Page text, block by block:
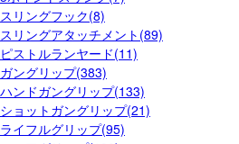
スリングフック(8)
スリングアタッチメント(89)
ピストルランヤード(11)
ガングリップ(383)
ハンドガングリップ(133)
ショットガングリップ(21)
ライフルグリップ(95)